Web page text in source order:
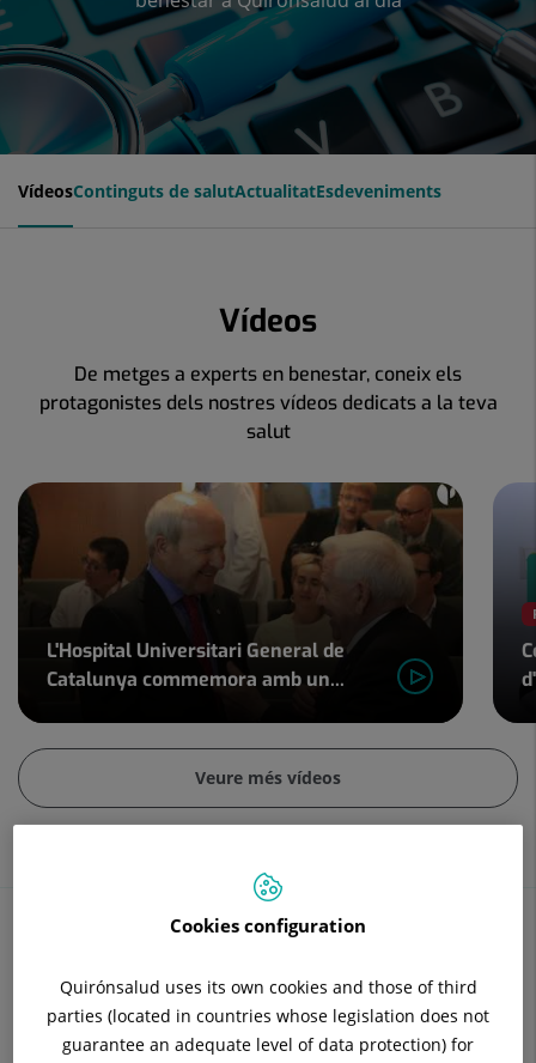
VídeosContinguts de salutActualitatEsdeveniments
Vídeos
De metges a experts en benestar, coneix els
protagonistes dels nostres vídeos dedicats a la teva
salut
Nombre
de
controls
lliscants:
L'Hospital Universitari General de
Catalunya commemora amb un...
lliscant
2
de
4
Veure més vídeos
Continguts de salut
Coneix la teva salut des de totes les perspectives
Cookies configuration
Quirónsalud uses its own cookies and those of third
parties (located in countries whose legislation does not
guarantee an adequate level of data protection) for